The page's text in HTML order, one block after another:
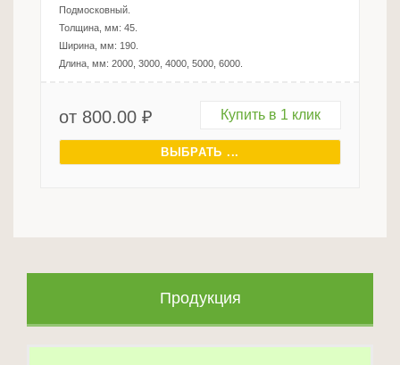
Продукция
Подмосковный.
Толщина, мм: 45.
Ширина, мм: 190.
Длина, мм: 2000, 3000, 4000, 5000, 6000.
от 800.00 ₽ Купить в 1 клик
ВЫБРАТЬ ...